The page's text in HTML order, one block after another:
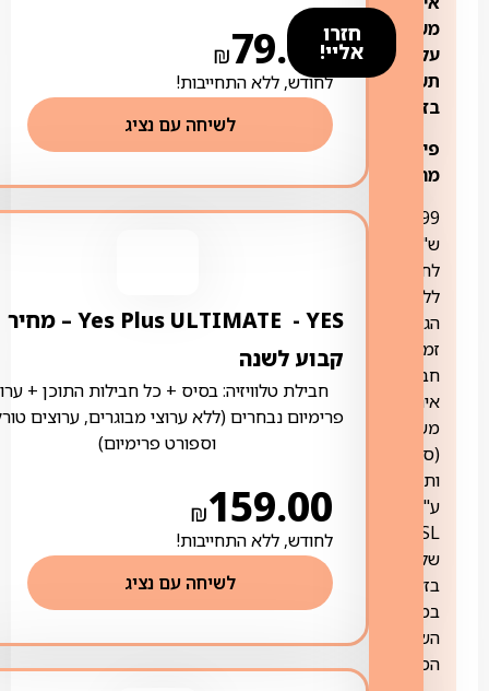
משולבת
על
תשתית
בזק
פירוט
מחירים:
99
ש"ח
לחודש
ללא
הגבלת
זמן
חבילת
אינטרנט
משולבת
(ספק
ותשתית
ע"ג
ADSL
של
בזק
במסגרת
השוק
הסיטונאי)
חזרו
אליי! ₪79.00
לחודש, ללא התחייבות!
לשיחה עם נציג
YES ‏- ‏ Yes Plus ULTIMATE – מחיר
קבוע לשנה
חבילת טלוויזיה: בסיס + כל חבילות התוכן +
פרימיום נבחרים (ללא ערוצי מבוגרים, ערוצים
וספורט פרימיום)
₪159.00
לחודש, ללא התחייבות!
לשיחה עם נציג